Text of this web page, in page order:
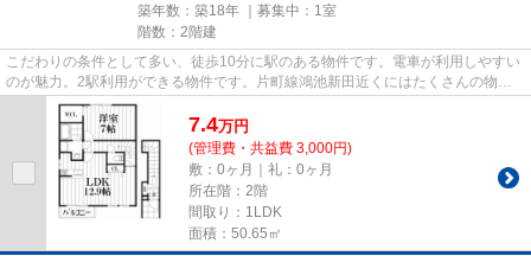
築年数：築18年 ｜募集中： 1室
階数：2階建
こだわりの条件として多い、徒歩10分に駅のある物件です。電車が利用しやすい
のが魅力。2駅利用ができる物件です。片町線鴻池新田近くにはたくさんの物件
が存在しています。物件の詳細...
7.4万円
(管理費・共益費 3,000円)
敷：0ヶ月｜礼：0ヶ月
所在階：2階
間取り：1LDK
面積：50.65㎡